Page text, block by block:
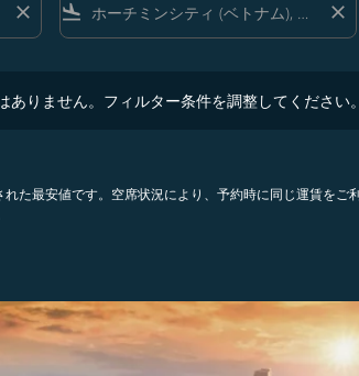
close flight_land close
りません。フィルター条件を調整してください。
た最安値です。空席状況により、予約時に同じ運賃を